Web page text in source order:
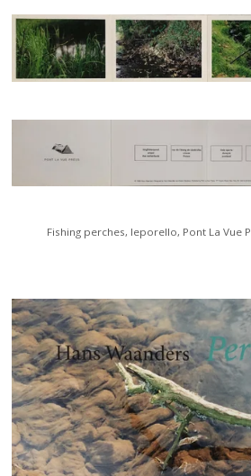
Fishing perches, leporello, Pont La Vue